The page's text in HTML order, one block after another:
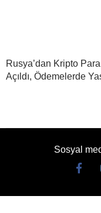
Rusya’dan Kripto
Açıldı, Ödemelerde
Sosyal